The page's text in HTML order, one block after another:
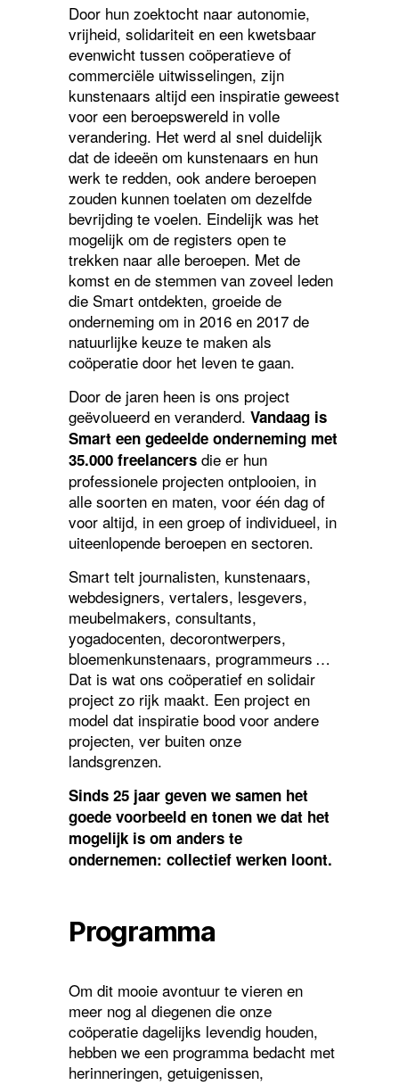
Door hun zoektocht naar autonomie,
vrijheid, solidariteit en een kwetsbaar
evenwicht tussen coöperatieve of
commerciële uitwisselingen, zijn
kunstenaars altijd een inspiratie geweest
voor een beroepswereld in volle
verandering. Het werd al snel duidelijk
dat de ideeën om kunstenaars en hun
werk te redden, ook andere beroepen
zouden kunnen toelaten om dezelfde
bevrijding te voelen. Eindelijk was het
mogelijk om de registers open te
trekken naar alle beroepen. Met de
komst en de stemmen van zoveel leden
die Smart ontdekten, groeide de
onderneming om in 2016 en 2017 de
natuurlijke keuze te maken als
coöperatie door het leven te gaan.
Door de jaren heen is ons project
geëvolueerd en veranderd.Vandaag is
Smart een gedeelde onderneming met
35.000 freelancers die er hun
professionele projecten ontplooien, in
alle soorten en maten, voor één dag of
voor altijd, in een groep of individueel, in
uiteenlopende beroepen en sectoren.
Smart telt journalisten, kunstenaars,
webdesigners, vertalers, lesgevers,
meubelmakers, consultants,
yogadocenten, decorontwerpers,
bloemenkunstenaars, programmeurs …
Dat is wat ons coöperatief en solidair
project zo rijk maakt. Een project en
model dat inspiratie bood voor andere
projecten, ver buiten onze
landsgrenzen.
Sinds 25 jaar geven we samen het
goede voorbeeld en tonen we dat het
mogelijk is om anders te
ondernemen: collectief werken loont.
Programma
Om dit mooie avontuur te vieren en
meer nog al diegenen die onze
coöperatie dagelijks levendig houden,
hebben we een programma bedacht met
herinneringen, getuigenissen,